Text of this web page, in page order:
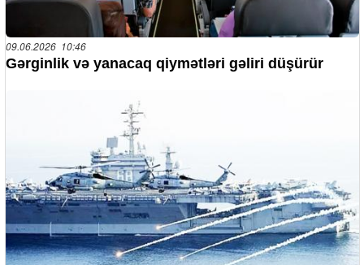
09.06.2026 10:46
Gərginlik və yanacaq qiymətləri gəliri düşürür